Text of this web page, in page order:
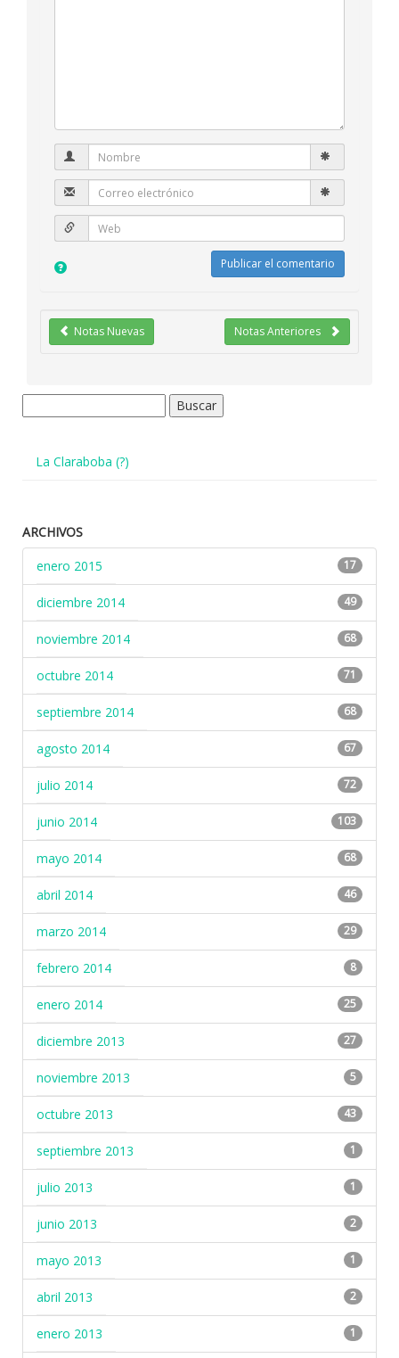
Notas Anteriores
Notas Nuevas
La Claraboba (?)
ARCHIVOS
enero 2015
17
diciembre 2014 49
noviembre 2014 68
octubre 2014 71
septiembre 2014 68
agosto 2014 67
julio 2014 72
junio 2014 103
mayo 2014 68
abril 2014 46
marzo 2014 29
febrero 2014 8
enero 2014 25
diciembre 2013 27
noviembre 2013 5
octubre 2013 43
septiembre 2013 1
julio 2013 1
junio 2013 2
mayo 2013 1
abril 2013 2
enero 2013 1